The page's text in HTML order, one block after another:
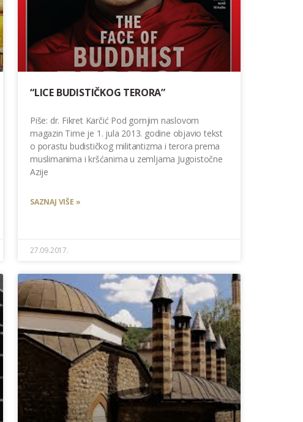
“LICE BUDISTIČKOG TERORA”
Piše: dr. Fikret Karčić Pod gornjim naslovom
magazin Time je 1. jula 2013. godine objavio tekst
o porastu budističkog militantizma i terora prema
muslimanima i kršćanima u zemljama Jugoistočne
Azije
SAZNAJ VIŠE »
27.09.2017.